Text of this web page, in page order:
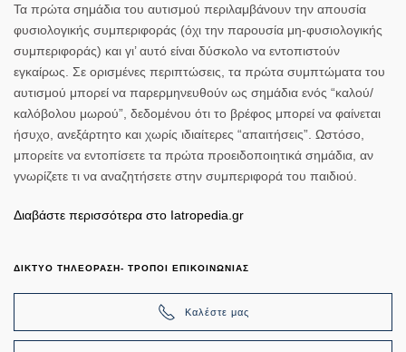
Τα πρώτα σημάδια του αυτισμού περιλαμβάνουν την απουσία
φυσιολογικής συμπεριφοράς (όχι την παρουσία μη-φυσιολογικής
συμπεριφοράς) και γι’ αυτό είναι δύσκολο να εντοπιστούν
εγκαίρως. Σε ορισμένες περιπτώσεις, τα πρώτα συμπτώματα του
αυτισμού μπορεί να παρερμηνευθούν ως σημάδια ενός “καλού/
καλόβολου μωρού”, δεδομένου ότι το βρέφος μπορεί να φαίνεται
ήσυχο, ανεξάρτητο και χωρίς ιδιαίτερες “απαιτήσεις”. Ωστόσο,
μπορείτε να εντοπίσετε τα πρώτα προειδοποιητικά σημάδια, αν
γνωρίζετε τι να αναζητήσετε στην συμπεριφορά του παιδιού.
Διαβάστε περισσότερα στο Iatropedia.gr
ΔΙΚΤΥΟ ΤΗΛΕΟΡΑΣΗ- ΤΡΟΠΟΙ ΕΠΙΚΟΙΝΩΝΙΑΣ
Καλέστε μας